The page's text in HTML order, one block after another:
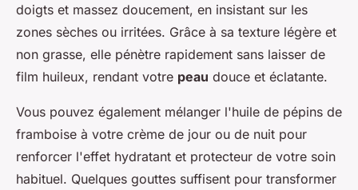
doigts et massez doucement, en insistant sur les
zones sèches ou irritées. Grâce à sa texture légère et
non grasse, elle pénètre rapidement sans laisser de
film huileux, rendant votre peau douce et éclatante.
Vous pouvez également mélanger l'huile de pépins de
framboise à votre crème de jour ou de nuit pour
renforcer l'effet hydratant et protecteur de votre soin
habituel. Quelques gouttes suffisent pour transformer